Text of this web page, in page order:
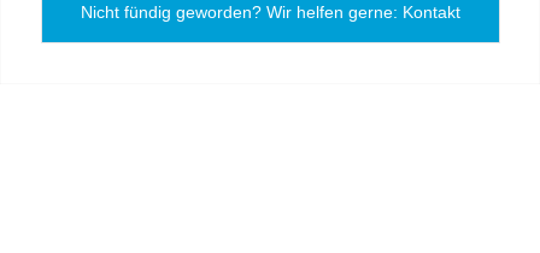
Nicht fündig geworden? Wir helfen gerne: Kontakt